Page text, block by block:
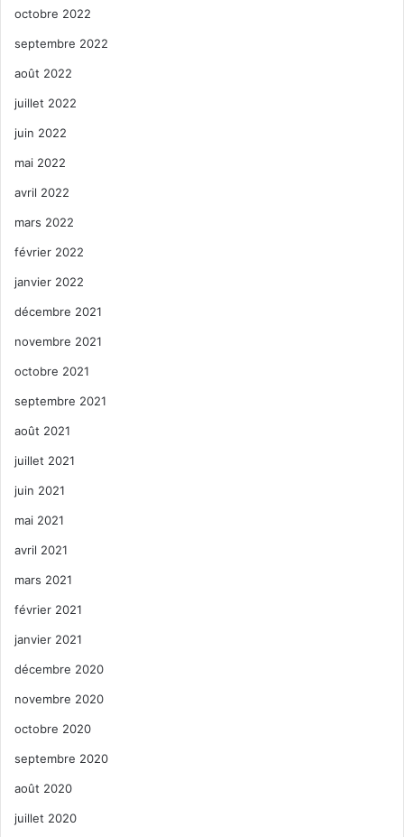
octobre 2022
septembre 2022
août 2022
juillet 2022
juin 2022
mai 2022
avril 2022
mars 2022
février 2022
janvier 2022
décembre 2021
novembre 2021
octobre 2021
septembre 2021
août 2021
juillet 2021
juin 2021
mai 2021
avril 2021
mars 2021
février 2021
janvier 2021
décembre 2020
novembre 2020
octobre 2020
septembre 2020
août 2020
juillet 2020